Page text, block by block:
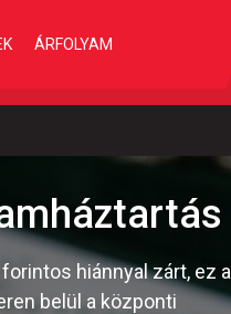
ÁRFOLYAM
hiánnyal zárt, ez a
belül a központi